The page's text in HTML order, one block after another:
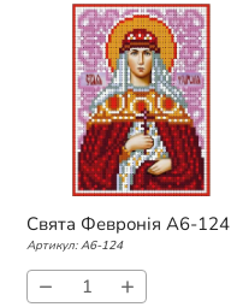
Свята Февронія А6-124
Артикул: А6-124
− +